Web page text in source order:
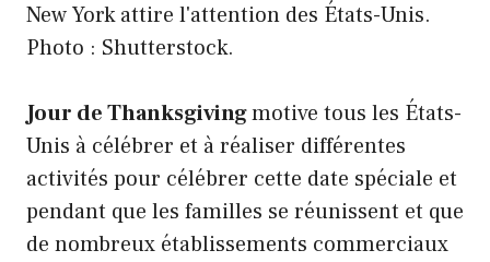
New York attire l'attention des États-Unis.
Photo : Shutterstock.
Jour de Thanksgivingmotive tous les États-
Unis à célébrer et à réaliser différentes
activités pour célébrer cette date spéciale et
pendant que les familles se réunissent et que
de nombreux établissements commerciaux